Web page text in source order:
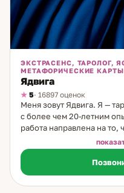
ЭКСТРАСЕНС, ТАРОЛОГ,
МЕТАФОРИЧЕСКИЕ КАРТЫ
Ядвига
5· 16897 оценок
Меня зовут Ядвига. Я —
с более чем 20-летним
работа направлена на то,
разобраться в сложных
тех, что касаются
своей практике я
Ленорман и руны. Эти
глубоко увидеть